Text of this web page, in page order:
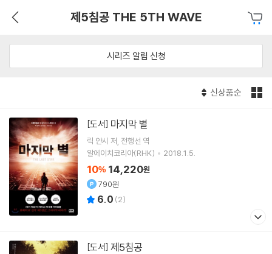
제5침공 THE 5TH WAVE
시리즈 알림 신청
신상품순
[도서] 마지막 별
릭 얀시 저 전행선 역
알에이치코리아(RHK)
2018.1.5.
10% 14,220원
790원
6.0 (2)
[도서] 제5침공